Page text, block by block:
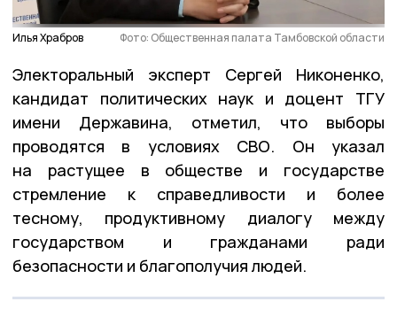
Илья Храбров Фото: Общественная палата Тамбовской области
Электоральный эксперт Сергей Никоненко,
кандидат политических наук и доцент ТГУ
имени Державина, отметил, что выборы
проводятся в условиях СВО. Он указал
на растущее в обществе и государстве
стремление к справедливости и более
тесному, продуктивному диалогу между
государством и гражданами ради
безопасности и благополучия людей.